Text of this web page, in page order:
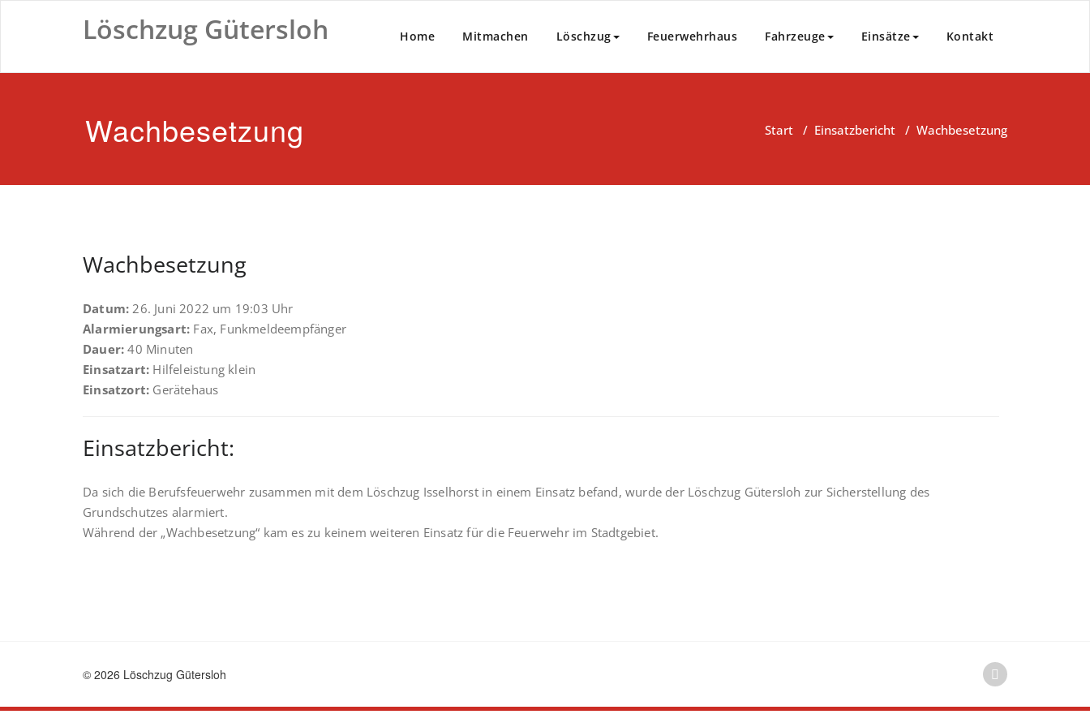
Löschzug Gütersloh Home Mitmachen Löschzug Feuerwehrhaus Fahrzeuge Einsätze Kontakt
Wachbesetzung Start / Einsatzbericht / Wachbesetzung
Wachbesetzung
Datum: 26. Juni 2022 um 19:03 Uhr
Alarmierungsart: Fax, Funkmeldeempfänger
Dauer: 40 Minuten
Einsatzart: Hilfeleistung klein
Einsatzort: Gerätehaus
Einsatzbericht:
Da sich die Berufsfeuerwehr zusammen mit dem Löschzug Isselhorst in einem Einsatz befand, wurde der Löschzug Gütersloh zur Sicherstellung des
Grundschutzes alarmiert.
Während der „Wachbesetzung“ kam es zu keinem weiteren Einsatz für die Feuerwehr im Stadtgebiet.
© 2026 Löschzug Gütersloh